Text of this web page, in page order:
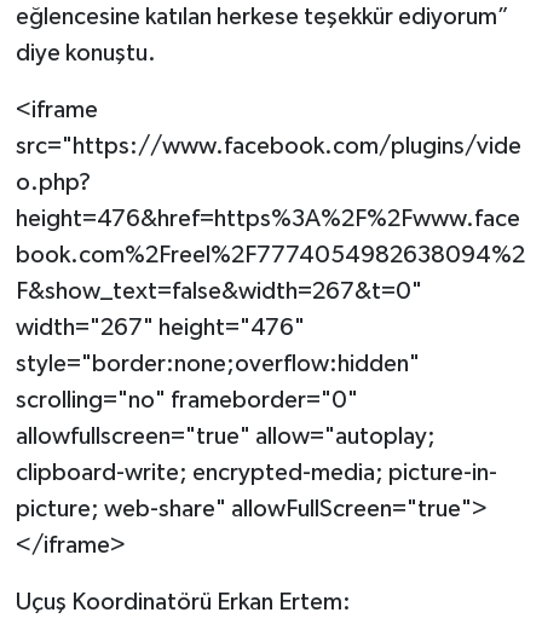
eğlencesine katılan herkese teşekkür ediyorum”
diye konuştu.
<iframe
src="https://www.facebook.com/plugins/vide
o.php?
height=476&href=https%3A%2F%2Fwww.face
book.com%2Freel%2F7774054982638094%2
F&show_text=false&width=267&t=0"
width="267" height="476"
style="border:none;overflow:hidden"
scrolling="no" frameborder="0"
allowfullscreen="true" allow="autoplay;
clipboard-write; encrypted-media; picture-in-
picture; web-share" allowFullScreen="true">
</iframe>
Uçuş Koordinatörü Erkan Ertem: